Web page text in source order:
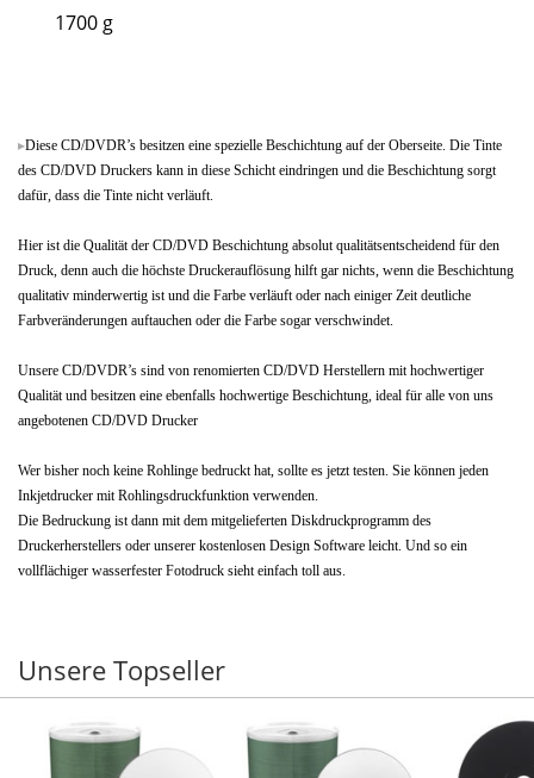
1700 g
Diese CD/DVDR’s besitzen eine spezielle Beschichtung auf der Oberseite. Die Tinte
des CD/DVD Druckers kann in diese Schicht eindringen und die Beschichtung sorgt
dafür, dass die Tinte nicht verläuft.
Hier ist die Qualität der CD/DVD Beschichtung absolut qualitätsentscheidend für den
Druck, denn auch die höchste Druckerauflösung hilft gar nichts, wenn die Beschichtung
qualitativ minderwertig ist und die Farbe verläuft oder nach einiger Zeit deutliche
Farbveränderungen auftauchen oder die Farbe sogar verschwindet.
Unsere CD/DVDR’s sind von renomierten CD/DVD Herstellern mit hochwertiger
Qualität und besitzen eine ebenfalls hochwertige Beschichtung, ideal für alle von uns
angebotenen CD/DVD Drucker
Wer bisher noch keine Rohlinge bedruckt hat, sollte es jetzt testen. Sie können jeden
Inkjetdrucker mit Rohlingsdruckfunktion verwenden.
Die Bedruckung ist dann mit dem mitgelieferten Diskdruckprogramm des
Druckerherstellers oder unserer kostenlosen Design Software leicht. Und so ein
vollflächiger wasserfester Fotodruck sieht einfach toll aus.
Unsere Topseller